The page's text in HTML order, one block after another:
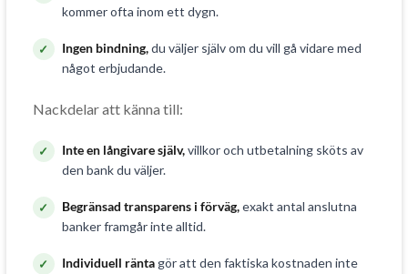
kommer ofta inom ett dygn.
Ingen bindning,du väljer själv om du vill gå vidare med
något erbjudande.
Nackdelar att känna till:
Inte en långivare själv,villkor och utbetalning sköts av
den bank du väljer.
Begränsad transparens i förväg,exakt antal anslutna
banker framgår inte alltid.
Individuell räntagör att den faktiska kostnaden inte